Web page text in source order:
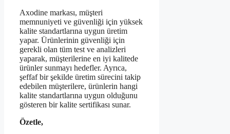
Axodine markası, müşteri
memnuniyeti ve güvenliği için yüksek
kalite standartlarına uygun üretim
yapar. Ürünlerinin güvenliği için
gerekli olan tüm test ve analizleri
yaparak, müşterilerine en iyi kalitede
ürünler sunmayı hedefler. Ayrıca,
şeffaf bir şekilde üretim sürecini takip
edebilen müşterilere, ürünlerin hangi
kalite standartlarına uygun olduğunu
gösteren bir kalite sertifikası sunar.
Özetle,